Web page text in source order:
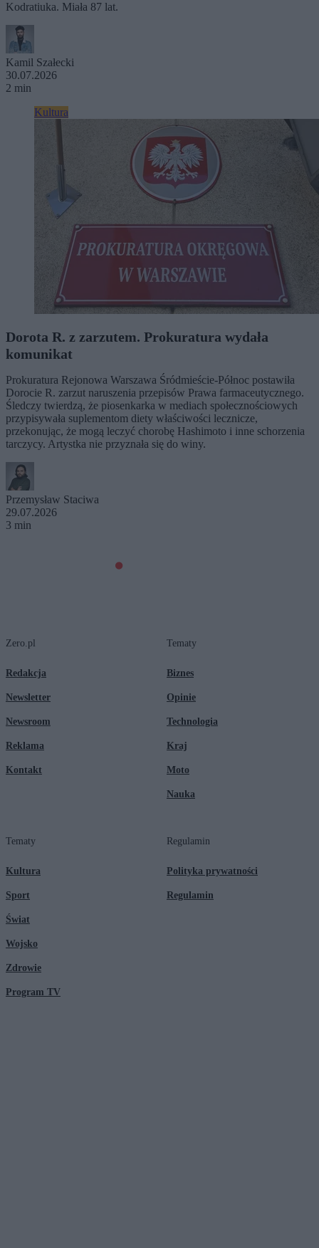
Kodratiuka. Miała 87 lat.
Kamil Szałecki
30.07.2026
2 min
Kultura
Dorota R. z zarzutem. Prokuratura wydała
komunikat
Prokuratura Rejonowa Warszawa Śródmieście-Północ postawiła
Dorocie R. zarzut naruszenia przepisów Prawa farmaceutycznego.
Śledczy twierdzą, że piosenkarka w mediach społecznościowych
przypisywała suplementom diety właściwości lecznicze,
przekonując, że mogą leczyć chorobę Hashimoto i inne schorzenia
tarczycy. Artystka nie przyznała się do winy.
Przemysław Staciwa
29.07.2026
3 min
Zero.pl
Redakcja
Newsletter
Newsroom
Reklama
Kontakt
Tematy
Biznes
Opinie
Technologia
Kraj
Moto
Nauka
Tematy
Kultura
Sport
Świat
Wojsko
Zdrowie
Program TV
Regulamin
Polityka prywatności
Regulamin